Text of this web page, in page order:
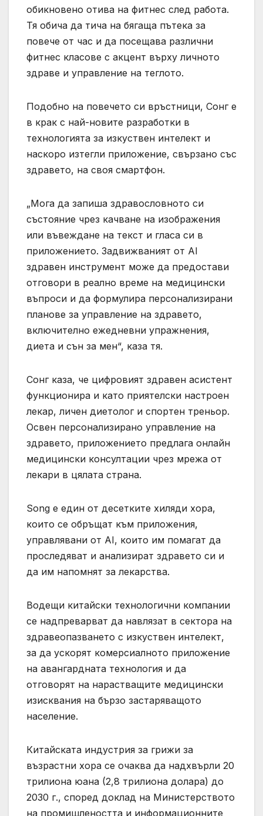
обикновено отива на фитнес след работа.
Тя обича да тича на бягаща пътека за
повече от час и да посещава различни
фитнес класове с акцент върху личното
здраве и управление на теглото.
Подобно на повечето си връстници, Сонг е
в крак с най-новите разработки в
технологията за изкуствен интелект и
наскоро изтегли приложение, свързано със
здравето, на своя смартфон.
„Мога да запиша здравословното си
състояние чрез качване на изображения
или въвеждане на текст и гласа си в
приложението. Задвижваният от AI
здравен инструмент може да предостави
отговори в реално време на медицински
въпроси и да формулира персонализирани
планове за управление на здравето,
включително ежедневни упражнения,
диета и сън за мен“, каза тя.
Сонг каза, че цифровият здравен асистент
функционира и като приятелски настроен
лекар, личен диетолог и спортен треньор.
Освен персонализирано управление на
здравето, приложението предлага онлайн
медицински консултации чрез мрежа от
лекари в цялата страна.
Song е един от десетките хиляди хора,
които се обръщат към приложения,
управлявани от AI, които им помагат да
проследяват и анализират здравето си и
да им напомнят за лекарства.
Водещи китайски технологични компании
се надпреварват да навлязат в сектора на
здравеопазването с изкуствен интелект,
за да ускорят комерсиалното приложение
на авангардната технология и да
отговорят на нарастващите медицински
изисквания на бързо застаряващото
население.
Китайската индустрия за грижи за
възрастни хора се очаква да надхвърли 20
трилиона юана (2,8 трилиона долара) до
2030 г., според доклад на Министерството
на промишлеността и информационните